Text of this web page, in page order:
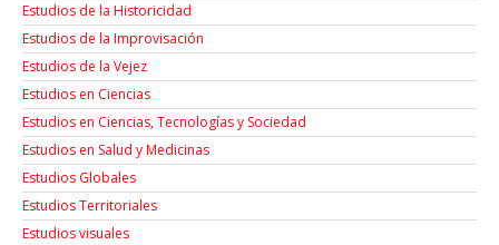
Estudios de la Historicidad
Estudios de la Improvisación
Estudios de la Vejez
Estudios en Ciencias
Estudios en Ciencias, Tecnologías y Sociedad
Estudios en Salud y Medicinas
Estudios Globales
Estudios Territoriales
Estudios visuales